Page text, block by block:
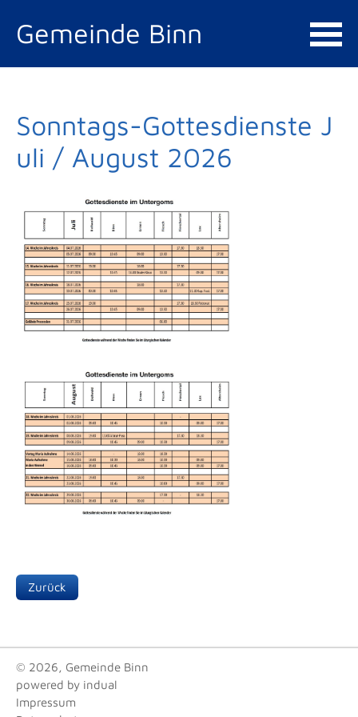
Gemeinde Binn
Sonntags-Gottesdienste J
uli / August 2026
Zurück
© 2026, Gemeinde Binn
powered by indual
Impressum